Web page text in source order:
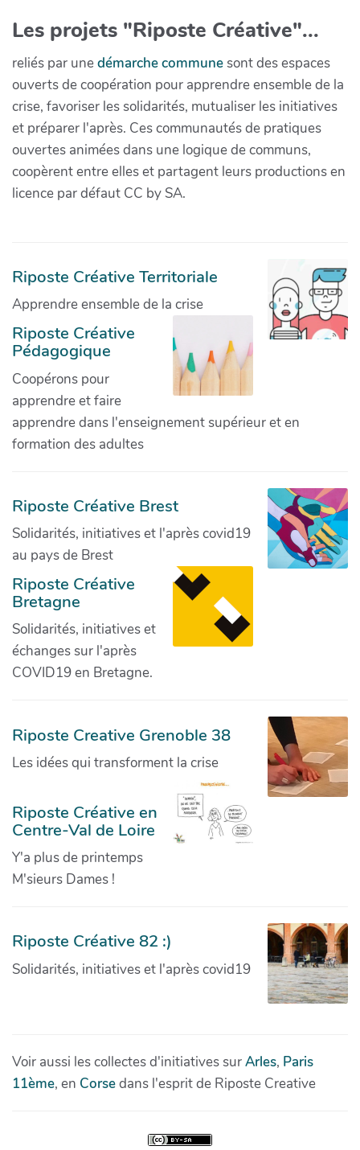
Les projets "Riposte Créative"...
reliés par unedémarche communesont des espaces
ouverts de coopération pour apprendre ensemble de la
crise, favoriser les solidarités, mutualiser les initiatives
et préparer l'après. Ces communautés de pratiques
ouvertes animées dans une logique de communs,
coopèrent entre elles et partagent leurs productions en
licence par défaut CC by SA.
Riposte Créative Territoriale
Apprendre ensemble de la crise
Riposte Créative
Pédagogique
Coopérons pour
apprendre et faire
apprendre dans l'enseignement supérieur et en
formation des adultes
Riposte Créative Brest
Solidarités, initiatives et l'après covid19
au pays de Brest
Riposte Créative
Bretagne
Solidarités, initiatives et
échanges sur l'après
COVID19 en Bretagne.
Riposte Creative Grenoble 38
Les idées qui transforment la crise
Riposte Créative en
Centre-Val de Loire
Y'a plus de printemps
M'sieurs Dames !
Riposte Créative 82 :)
Solidarités, initiatives et l'après covid19
Voir aussi les collectes d'initiatives surArles, Paris
11ème, en Corsedans l'esprit de Riposte Creative